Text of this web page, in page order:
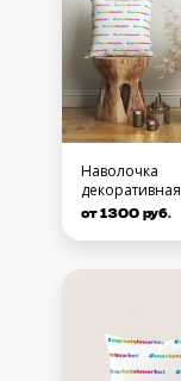
Наволочка
декоративная
от 1300 руб.